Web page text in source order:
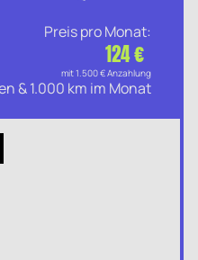
Preis pro Monat:
124 €
mit 1.500 € Anzahlung
& 1.000 km im Monat